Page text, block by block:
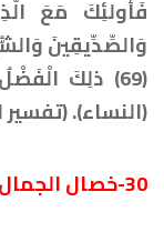
فَأُولئِكَ مَعَ
وَالصِّدِّيقِينَ
(النساء). (تفسير
30-خصال الجمال..